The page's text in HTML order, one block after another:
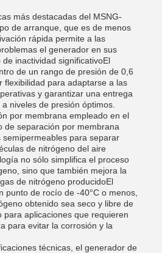
más destacadas del MSNG-
de arranque, que es de menos
rápida permite a las
el generador en sus
inactividad significativoEl
de un rango de presión de 0,6
flexibilidad para adaptarse a las
y garantizar una entrega
niveles de presión óptimos.
por membrana empleado en el
de separación por membrana
para separar
de nitrógeno del aire
no sólo simplifica el proceso
sino que también mejora la
de nitrógeno producidoEl
punto de rocío de -40°C o menos,
obtenido sea seco y libre de
para aplicaciones que requieren
para evitar la corrosión y la
técnicas, el generador de